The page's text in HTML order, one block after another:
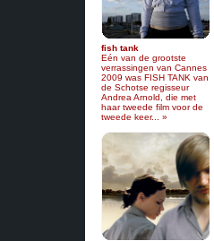
fish tank
Eén van de grootste
verrassingen van Cannes
2009 was FISH TANK van
de Schotse regisseur
Andrea Arnold, die met
haar tweede film voor de
tweede keer... »